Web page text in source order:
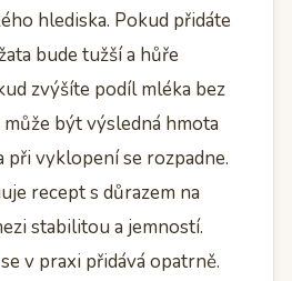
hlediska. Pokud přidáte
bude tužší a hůře
zvýšíte podíl mléka bez
může být výsledná hmota
při vyklopení se rozpadne.
recept s důrazem na
stabilitou a jemností.
v praxi přidává opatrně.